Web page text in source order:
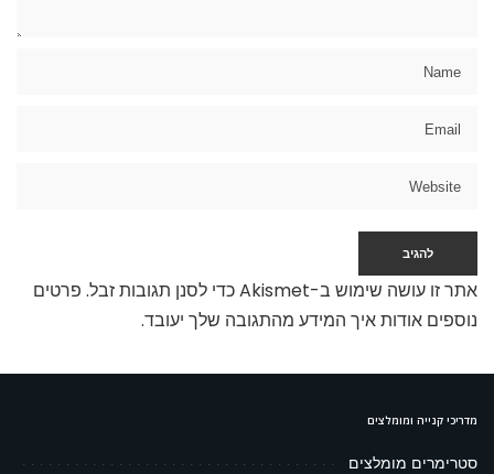
אתר זו עושה שימוש ב-Akismet כדי לסנן תגובות זבל.
פרטים
נוספים אודות איך המידע מהתגובה שלך יעובד.
מדריכי קנייה ומומלצים
סטרימרים מומלצים